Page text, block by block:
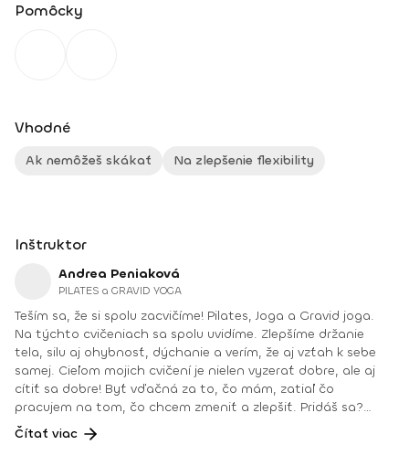
Pomôcky
Vhodné
Ak nemôžeš skákať Na zlepšenie flexibility
Inštruktor
Andrea Peniaková
PILATES a GRAVID YOGA
Teším sa, že si spolu zacvičíme! Pilates, Joga a Gravid joga.
Na týchto cvičeniach sa spolu uvidíme. Zlepšíme držanie
tela, silu aj ohybnosť, dýchanie a verím, že aj vzťah k sebe
samej. Cieľom mojich cvičení je nielen vyzerať dobre, ale aj
cítiť sa dobre! Byť vďačná za to, čo mám, zatiaľ čo
pracujem na tom, čo chcem zmeniť a zlepšiť. Pridáš sa?
Teším sa na teba na online lekciách vo Fitshakeri, aj vo
Fitshaker podcaste! Taktiež osobne na mojich hodinách v
Čítať viac